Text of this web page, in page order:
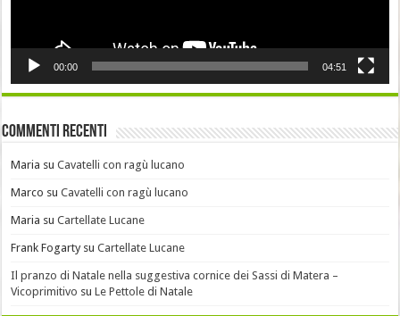
00:00 04:51
Commenti recenti
Maria suCavatelli con ragù lucano
Marco suCavatelli con ragù lucano
Maria suCartellate Lucane
Frank FogartysuCartellate Lucane
Il pranzo di Natale nella suggestiva cornice dei Sassi di Matera –
Vicoprimitivo suLe Pettole di Natale